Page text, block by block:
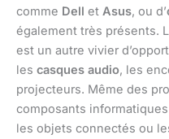
comme Dell et Asus, ou d’
également très présents.
est un autre vivier
les casques audio, les
projecteurs. Même des
composants
les objets connectés ou